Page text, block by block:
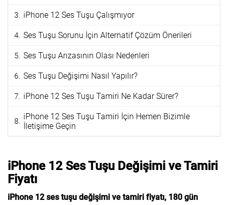
iPhone 12 Ses Tuşu Çalışmıyor
Ses Tuşu Sorunu İçin Alternatif Çözüm Önerileri
Ses Tuşu Arızasının Olası Nedenleri
Ses Tuşu Değişimi Nasıl Yapılır?
iPhone 12 Ses Tuşu Tamiri Ne Kadar Sürer?
iPhone 12 Ses Tuşu Tamiri İçin Hemen Bizimle
İletişime Geçin
iPhone 12 Ses Tuşu Değişimi ve Tamiri
Fiyatı
iPhone 12 ses tuşu değişimi ve tamiri fiyatı, 180 gün